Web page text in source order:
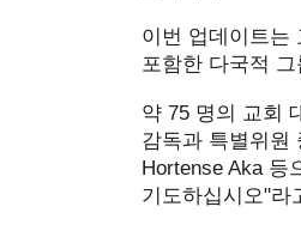
이번 업데이트는
포함한 다국적
약 75 명의 교회
감독과 특별위원
Hortense Aka 등
기도하십시오"라